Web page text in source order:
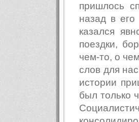
пришлось
назад в
казался
поездки,
чем-то, о
слов для
истории
был только